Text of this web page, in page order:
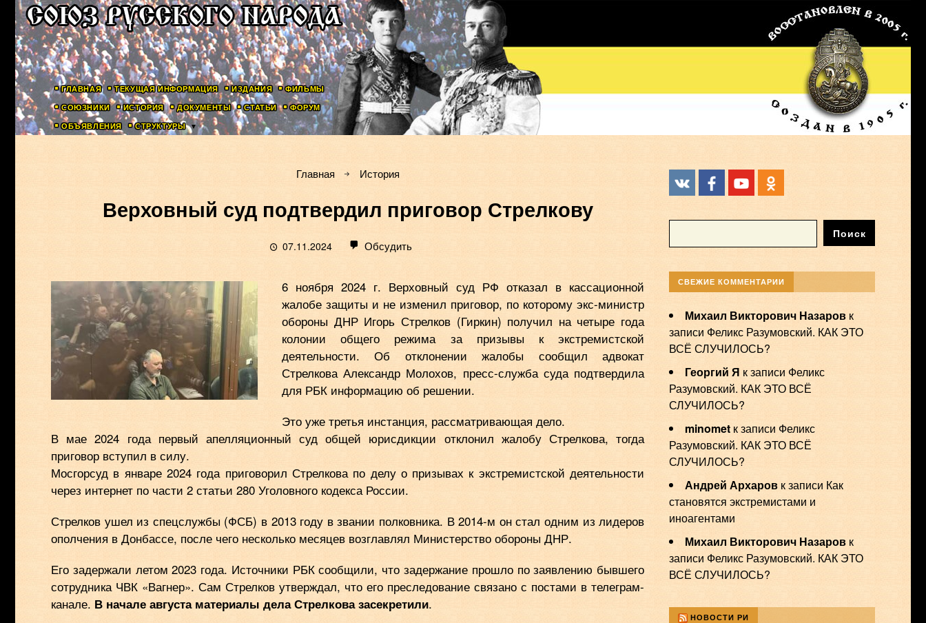
ГЛАВНАЯ ТЕКУЩАЯ ИНФОРМАЦИЯ ИЗДАНИЯ ФИЛЬМЫ
СОЮЗНИКИ ИСТОРИЯ ДОКУМЕНТЫ СТАТЬИ ФОРУМ
ОБЪЯВЛЕНИЯ СТРУКТУРЫ
Главная История
Верховный суд подтвердил приговор Стрелкову
07.11.2024 Обсудить
6 ноября 2024 г. Верховный суд РФ отказал в кассационной
жалобе защиты и не изменил приговор, по которому экс-министр
обороны ДНР Игорь Стрелков (Гиркин) получил на четыре года
колонии общего режима за призывы к экстремистской
деятельности. Об отклонении жалобы сообщил адвокат
Стрелкова Александр Молохов, пресс-служба суда подтвердила
для РБК информацию об решении.
Это уже третья инстанция, рассматривающая дело.
В мае 2024 года первый апелляционный суд общей юрисдикции отклонил жалобу Стрелкова, тогда
приговор вступил в силу.
Мосгорсуд в январе 2024 года приговорил Стрелкова по делу о призывах к экстремистской деятельности
через интернет по части 2 статьи 280 Уголовного кодекса России.
Стрелков ушел из спецслужбы (ФСБ) в 2013 году в звании полковника. В 2014-м он стал одним из лидеров
ополчения в Донбассе, после чего несколько месяцев возглавлял Министерство обороны ДНР.
Его задержали летом 2023 года. Источники РБК сообщили, что задержание прошло по заявлению бывшего
сотрудника ЧВК «Вагнер». Сам Стрелков утверждал, что его преследование связано с постами в телеграм-
канале. В начале августа материалы дела Стрелкова засекретили.
СВЕЖИЕ КОММЕНТАРИИ
Михаил Викторович Назаровк
записи Феликс Разумовский. КАК ЭТО
ВСЁ СЛУЧИЛОСЬ?
Георгий Я к записи Феликс
Разумовский. КАК ЭТО ВСЁ
СЛУЧИЛОСЬ?
minometк записи Феликс
Разумовский. КАК ЭТО ВСЁ
СЛУЧИЛОСЬ?
Андрей Архаровк записи Как
становятся экстремистами и
иноагентами
Михаил Викторович Назаровк
записи Феликс Разумовский. КАК ЭТО
ВСЁ СЛУЧИЛОСЬ?
НОВОСТИ РИ